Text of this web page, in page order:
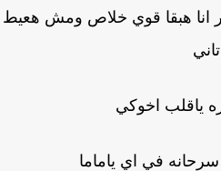
هبقا قوي خلاص ومش هعيط
ياقلب اخوكي
في اي ياماما